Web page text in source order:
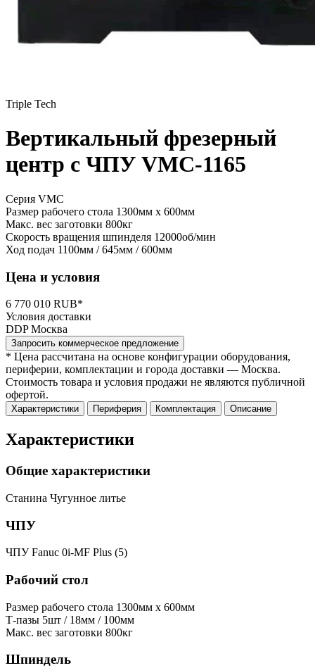
Triple Tech
Вертикальный фрезерный
центр с ЧПУ VMC-1165
Серия VMC
Размер рабочего стола 1300мм x 600мм
Макс. вес заготовки 800кг
Скорость вращения шпинделя 12000об/мин
Ход подач 1100мм / 645мм / 600мм
Цена и условия
6 770 010 RUB*
Условия доставки
DDP Москва
Запросить коммерческое предложение
* Цена рассчитана на основе конфигурации оборудования,
периферии, комплектации и города доставки — Москва.
Стоимость товара и условия продажи не являются публичной
офертой.
Характеристики Периферия Комплектация Описание
Характеристики
Общие характеристики
Станина Чугунное литье
ЧПУ
ЧПУ Fanuc 0i-MF Plus (5)
Рабочий стол
Размер рабочего стола 1300мм x 600мм
Т-пазы 5шт / 18мм / 100мм
Макс. вес заготовки 800кг
Шпиндель